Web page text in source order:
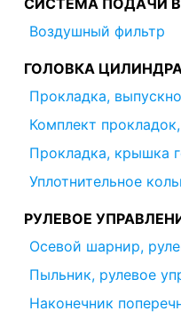
СИСТЕМА ПОДАЧИ
Воздушный фильтр
ГОЛОВКА
Прокладка,
Комплект
Прокладка, крышка
Уплотнительное
РУЛЕВОЕ
Осевой шарнир,
Пыльник, рулевое
Наконечник